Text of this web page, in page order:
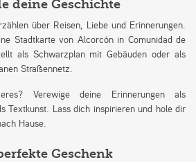
deine Geschichte
über Reisen, Liebe und Erinnerungen.
Stadtkarte von Alcorcón in Comunidad de
als Schwarzplan mit Gebäuden oder als
Straßennetz.
Verewige deine Erinnerungen als
Textkunst. Lass dich inspirieren und hole dir
Hause.
Geschenk